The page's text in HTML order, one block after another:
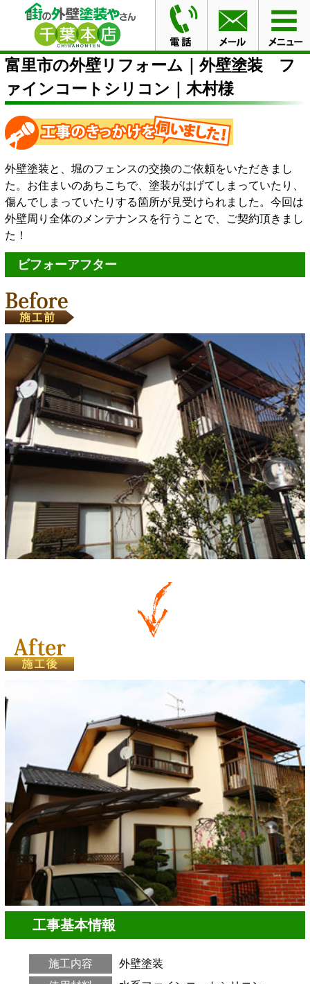
HOME 施工事例
富里市の外壁リフォーム｜外壁塗装
ファインコートシリコン｜木村様
富里市の外壁リフォーム｜外壁塗装 フ
ァインコートシリコン｜木村様
外壁塗装と、堀のフェンスの交換のご依頼をいただきまし
た。お住まいのあちこちで、塗装がはげてしまっていたり、
傷んでしまっていたりする箇所が見受けられました。今回は
外壁周り全体のメンテナンスを行うことで、ご契約頂きまし
た！
ビフォーアフター
工事基本情報
施工内容
外壁塗装